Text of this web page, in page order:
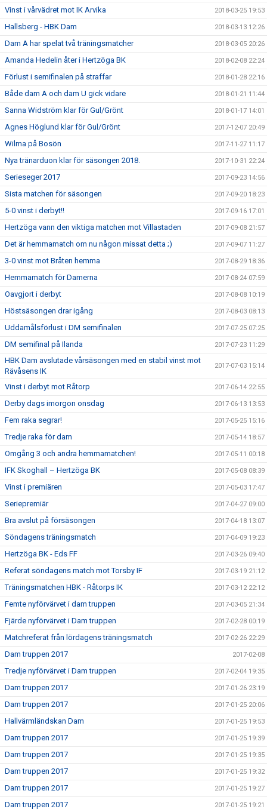
Vinst i vårvädret mot IK Arvika 2018-03-25 19:53
Hallsberg - HBK Dam 2018-03-13 12:26
Dam A har spelat två träningsmatcher 2018-03-05 20:26
Amanda Hedelin åter i Hertzöga BK 2018-02-08 22:24
Förlust i semifinalen på straffar 2018-01-28 22:16
Både dam A och dam U gick vidare 2018-01-21 11:44
Sanna Widström klar för Gul/Grönt 2018-01-17 14:01
Agnes Höglund klar för Gul/Grönt 2017-12-07 20:49
Wilma på Bosön 2017-11-27 11:17
Nya tränarduon klar för säsongen 2018. 2017-10-31 22:24
Serieseger 2017 2017-09-23 14:56
Sista matchen för säsongen 2017-09-20 18:23
5-0 vinst i derbyt!! 2017-09-16 17:01
Hertzöga vann den viktiga matchen mot Villastaden 2017-09-08 21:57
Det är hemmamatch om nu någon missat detta ;) 2017-09-07 11:27
3-0 vinst mot Bråten hemma 2017-08-29 18:36
Hemmamatch för Damerna 2017-08-24 07:59
Oavgjort i derbyt 2017-08-08 10:19
Höstsäsongen drar igång 2017-08-03 08:13
Uddamålsförlust i DM semifinalen 2017-07-25 07:25
DM semifinal på Ilanda 2017-07-23 11:29
HBK Dam avslutade vårsäsongen med en stabil vinst mot
Rävåsens IK
2017-07-03 15:14
Vinst i derbyt mot Råtorp 2017-06-14 22:55
Derby dags imorgon onsdag 2017-06-13 13:53
Fem raka segrar! 2017-05-25 15:16
Tredje raka för dam 2017-05-14 18:57
Omgång 3 och andra hemmamatchen! 2017-05-11 00:18
IFK Skoghall – Hertzöga BK 2017-05-08 08:39
Vinst i premiären 2017-05-03 17:47
Seriepremiär 2017-04-27 09:00
Bra avslut på försäsongen 2017-04-18 13:07
Söndagens träningsmatch 2017-04-09 19:23
Hertzöga BK - Eds FF 2017-03-26 09:40
Referat söndagens match mot Torsby IF 2017-03-19 21:12
Träningsmatchen HBK - Råtorps IK 2017-03-12 22:12
Femte nyförvärvet i dam truppen 2017-03-05 21:34
Fjärde nyförvärvet i Dam truppen 2017-02-28 00:19
Matchreferat från lördagens träningsmatch 2017-02-26 22:29
Dam truppen 2017 2017-02-08
Tredje nyförvärvet i Dam truppen 2017-02-04 19:35
Dam truppen 2017 2017-01-26 23:19
Dam truppen 2017 2017-01-25 20:06
Hallvärmländskan Dam 2017-01-25 19:53
Dam truppen 2017 2017-01-25 19:39
Dam truppen 2017 2017-01-25 19:35
Dam truppen 2017 2017-01-25 19:32
Dam truppen 2017 2017-01-25 19:27
Dam truppen 2017 2017-01-25 19:21